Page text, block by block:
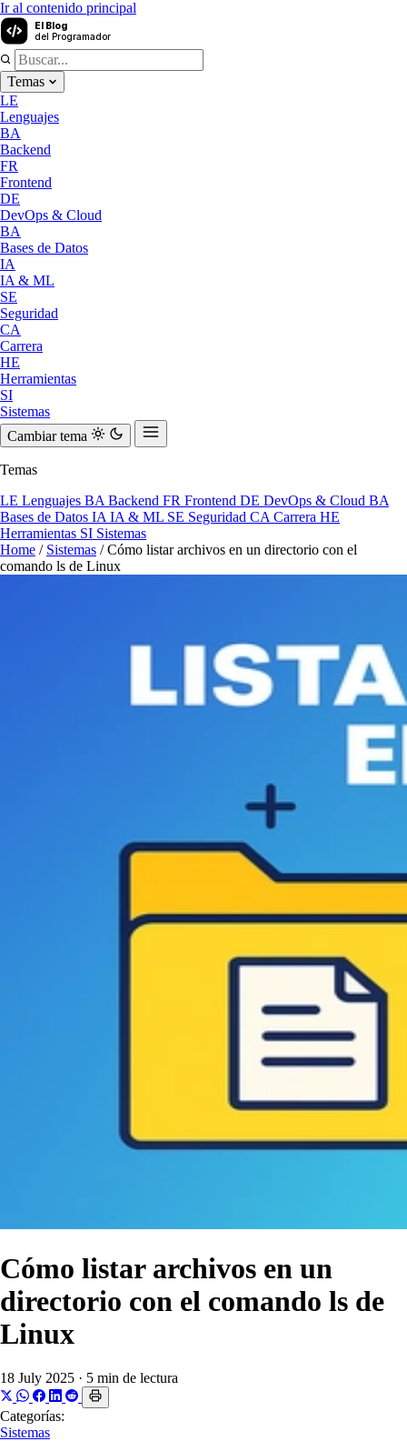
Ir al contenido principal
El Blog
del Programador
Temas
LE
Lenguajes
BA
Backend
FR
Frontend
DE
DevOps & Cloud
BA
Bases de Datos
IA
IA & ML
SE
Seguridad
CA
Carrera
HE
Herramientas
SI
Sistemas
Cambiar tema
Temas
LE Lenguajes BA Backend FR Frontend DE DevOps & Cloud BA
Bases de Datos IA IA & ML SE Seguridad CA Carrera HE
Herramientas SI Sistemas
Home / Sistemas / Cómo listar archivos en un directorio con el
comando ls de Linux
Cómo listar archivos en un
directorio con el comando ls de
Linux
18 July 2025 · 5 min de lectura
Categorías:
Sistemas